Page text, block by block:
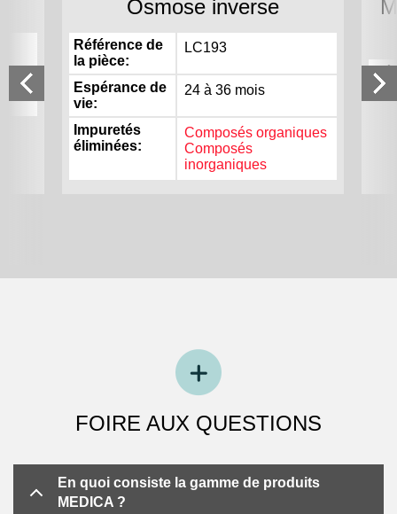
Osmose inverse
Référence de
la pièce
LC193
Espérance de
vie
24 à 36 mois
Impuretés
éliminées
Composés organiques
Composés
inorganiques
la
FOIRE AUX QUESTIONS
En quoi consiste la gamme de produits
MEDICA ?